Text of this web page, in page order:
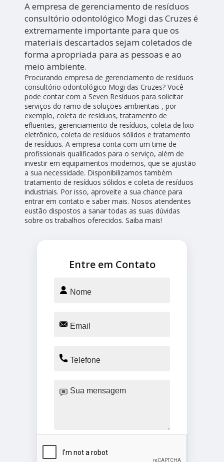
A empresa de gerenciamento de resíduos
consultório odontológico Mogi das Cruzes é
extremamente importante para que os
materiais descartados sejam coletados de
forma apropriada para as pessoas e ao
meio ambiente.
Procurando empresa de gerenciamento de resíduos
consultório odontológico Mogi das Cruzes? Você
pode contar com a Seven Resíduos para solicitar
serviços do ramo de soluções ambientais , por
exemplo, coleta de resíduos, tratamento de
efluentes, gerenciamento de resíduos, coleta de lixo
eletrônico, coleta de resíduos sólidos e tratamento
de resíduos. A empresa conta com um time de
profissionais qualificados para o serviço, além de
investir em equipamentos modernos, que se ajustão
a sua necessidade. Disponibilizamos também
tratamento de resíduos sólidos e coleta de resíduos
industriais. Por isso, aproveite a sua chance para
entrar em contato e saber mais. Nosos atendentes
eustão dispostos a sanar todas as suas dúvidas
sobre os trabalhos oferecidos. Saiba mais!
Entre em Contato